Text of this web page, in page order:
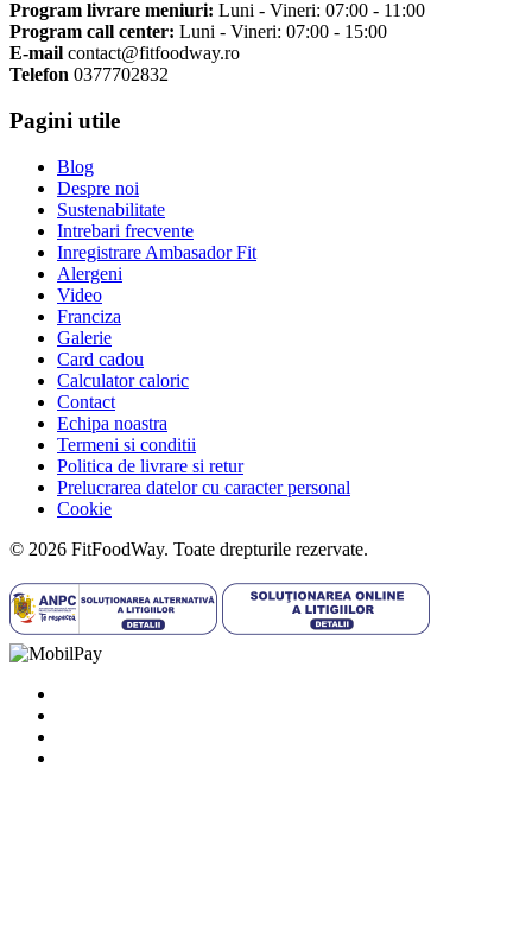
Program livrare meniuri: Luni - Vineri: 07:00 - 11:00
Program call center: Luni - Vineri: 07:00 - 15:00
E-mail contact@fitfoodway.ro
Telefon 0377702832
Pagini utile
Blog
Despre noi
Sustenabilitate
Intrebari frecvente
Inregistrare Ambasador Fit
Alergeni
Video
Franciza
Galerie
Card cadou
Calculator caloric
Contact
Echipa noastra
Termeni si conditii
Politica de livrare si retur
Prelucrarea datelor cu caracter personal
Cookie
© 2026 FitFoodWay. Toate drepturile rezervate.